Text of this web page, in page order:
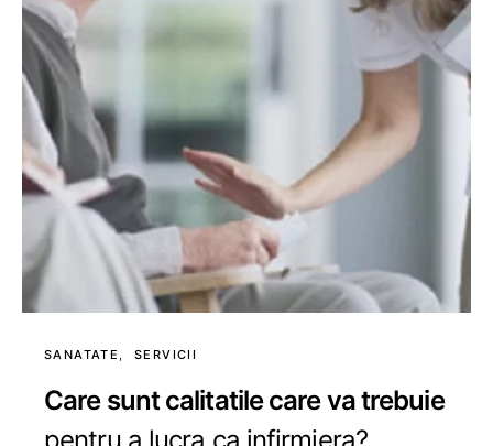
SANATATE SERVICII
Care sunt calitatile care va trebuie